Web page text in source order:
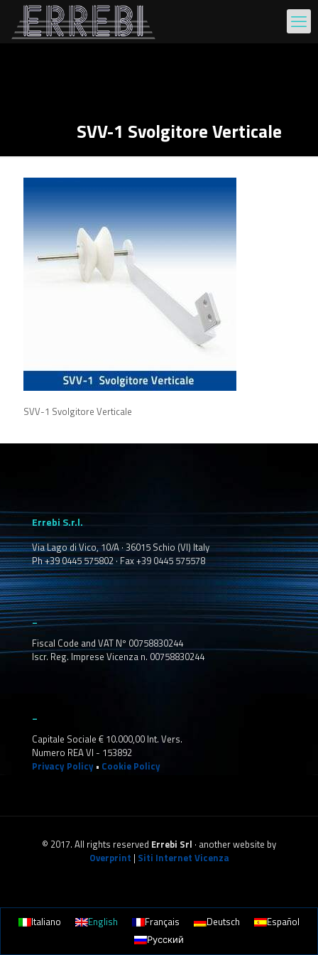
SVV-1 Svolgitore Verticale
SVV-1 Svolgitore Verticale
Errebi S.r.l.
Via Lago di Vico, 10/A · 36015 Schio (VI) Italy
Ph +39 0445 575802 · Fax +39 0445 575578
_
Fiscal Code and VAT Nº 00758830244
Iscr. Reg. Imprese Vicenza n. 00758830244
Capitale Sociale € 10.000,00 Int. Vers.
Numero REA VI - 153892
Privacy Policy • Cookie Policy
© 2017. All rights reserved Errebi Srl · another website by
Overprint | Siti Internet Vicenza
Italiano English Français Deutsch
Español
Русский